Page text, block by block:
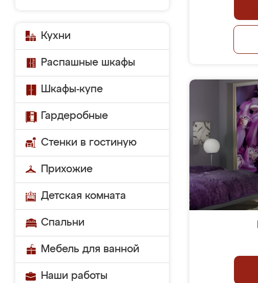
Кухни
Распашные шкафы
Шкафы-купе
Гардеробные
Стенки в гостиную
Прихожие
Детская комната
Спальни
Мебель для ванной
Наши работы